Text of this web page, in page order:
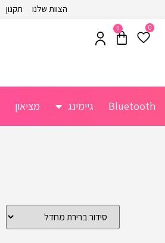
הצוות שלנו תקנון
0
0
Bluetooth גיימינג מציאון